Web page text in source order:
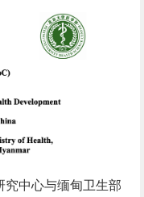
中心与缅甸卫生部